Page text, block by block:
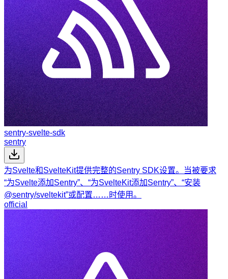
sentry-svelte-sdk
sentry
为Svelte和SvelteKit提供完整的Sentry SDK设置。当被要求
“为Svelte添加Sentry”、“为SvelteKit添加Sentry”、“安装
@sentry/sveltekit”或配置……时使用。
official